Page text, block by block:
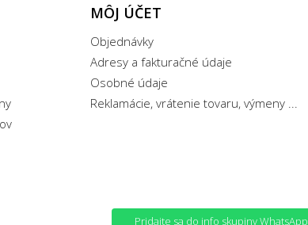
MÔJ ÚČET
Objednávky
Adresy a fakturačné údaje
Osobné údaje
Reklamácie, vrátenie tovaru, výmeny ...
Pridajte sa do info skupiny WhatsApp